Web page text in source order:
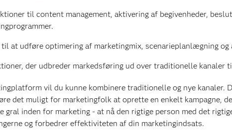
til content management, aktivering af begivenheder,
til at udføre optimering af marketingmix, scenarieplanlægning
der udbreder markedsføring ud over traditionelle kanaler
vil du kunne kombinere traditionelle og nye kanaler.
det muligt for marketingfolk at oprette en enkelt kampagne,
gral inden for marketing - at nå den rigtige person med det
og forbedrer effektiviteten af din marketingindsats.